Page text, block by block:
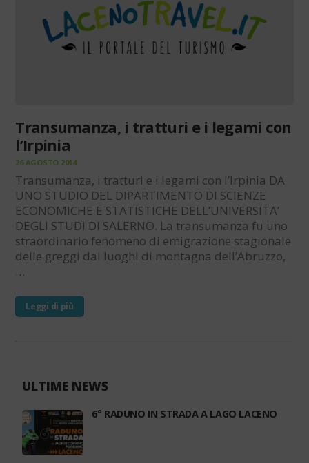
Transumanza, i tratturi e i legami con
l’Irpinia
26 AGOSTO 2014
Transumanza, i tratturi e i legami con l’Irpinia DA
UNO STUDIO DEL DIPARTIMENTO DI SCIENZE
ECONOMICHE E STATISTICHE DELL’UNIVERSITA’
DEGLI STUDI DI SALERNO. La transumanza fu uno
straordinario fenomeno di emigrazione stagionale
delle greggi dai luoghi di montagna dell’Abruzzo,
…
Leggi di più
ULTIME NEWS
6° RADUNO IN STRADA A LAGO LACENO